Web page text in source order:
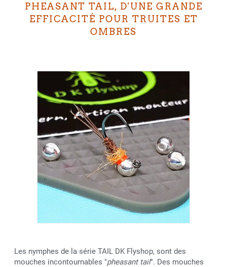
PHEASANT TAIL, D'UNE GRANDE
EFFICACITÉ POUR TRUITES ET
OMBRES
Les nymphes de la série TAIL DK Flyshop, sont des
mouches incontournables "pheasant tail". Des mouches